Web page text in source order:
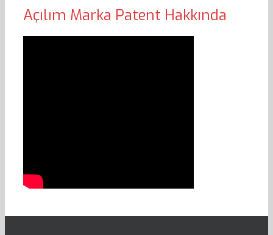
Açılım Marka Patent Hakkında